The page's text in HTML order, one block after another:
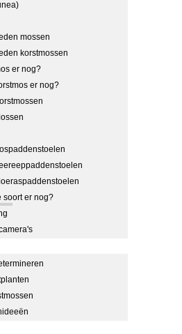
mossen
korstmossen
er nog?
er nog?
soort er nog?